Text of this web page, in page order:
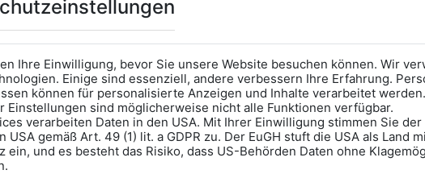
Ihre Einwilligung, bevor Sie unsere Website besuchen können. Wir
Einige sind essenziell, andere verbessern Ihre Erfahrung.
können für personalisierte Anzeigen und Inhalte verarbeitet
Einstellungen sind möglicherweise nicht alle Funktionen verfügbar.
verarbeiten Daten in den USA. Mit Ihrer Einwilligung stimmen Sie
USA gemäß Art. 49 (1) lit. a GDPR zu. Der EuGH stuft die USA als Land
ein, und es besteht das Risiko, dass US-Behörden Daten ohne
AnprobeVorort im
das Kalendersymbol.
Ohne Termin kann es zu
Bitte nehmen Sie eine
für Ihren Einkauf mit.
Wir freuen uns - Das